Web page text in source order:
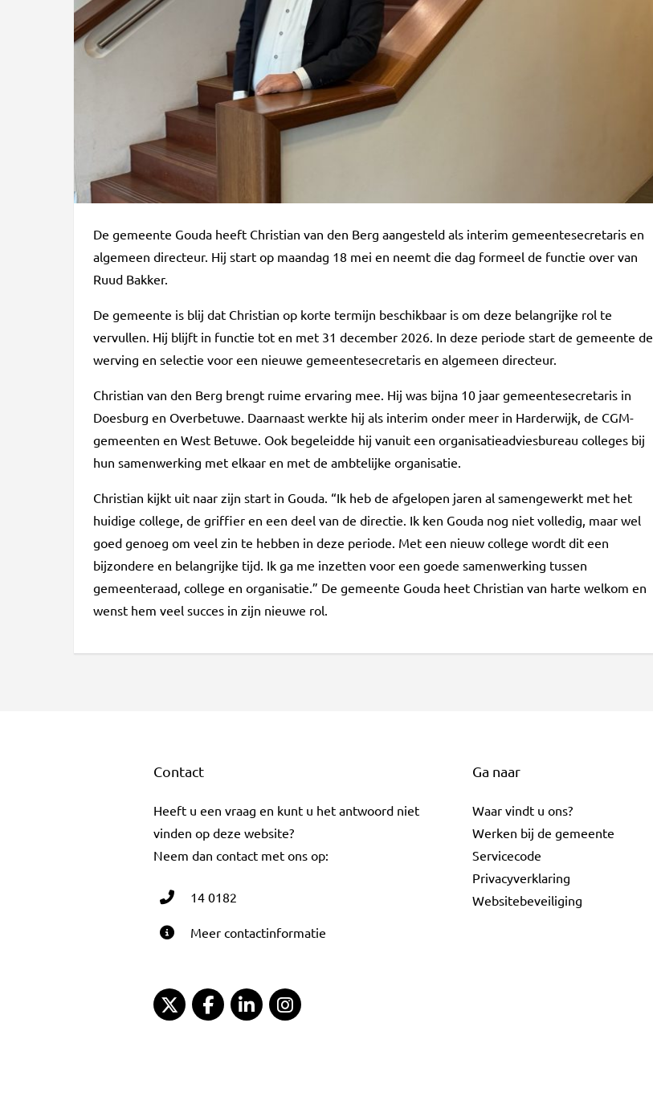
De gemeente Gouda heeft Christian van den Berg aangesteld als interim gemeentesecretaris en
algemeen directeur. Hij start op maandag 18 mei en neemt die dag formeel de functie over van
Ruud Bakker.
De gemeente is blij dat Christian op korte termijn beschikbaar is om deze belangrijke rol te
vervullen. Hij blijft in functie tot en met 31 december 2026. In deze periode start de gemeente de
werving en selectie voor een nieuwe gemeentesecretaris en algemeen directeur.
Christian van den Berg brengt ruime ervaring mee. Hij was bijna 10 jaar gemeentesecretaris in
Doesburg en Overbetuwe. Daarnaast werkte hij als interim onder meer in Harderwijk, de CGM-
gemeenten en West Betuwe. Ook begeleidde hij vanuit een organisatieadviesbureau colleges bij
hun samenwerking met elkaar en met de ambtelijke organisatie.
Christian kijkt uit naar zijn start in Gouda. “Ik heb de afgelopen jaren al samengewerkt met het
huidige college, de griffier en een deel van de directie. Ik ken Gouda nog niet volledig, maar wel
goed genoeg om veel zin te hebben in deze periode. Met een nieuw college wordt dit een
bijzondere en belangrijke tijd. Ik ga me inzetten voor een goede samenwerking tussen
gemeenteraad, college en organisatie.” De gemeente Gouda heet Christian van harte welkom en
wenst hem veel succes in zijn nieuwe rol.
Contact
Heeft u een vraag en kunt u het antwoord niet
vinden op deze website?
Neem dan contact met ons op:
14 0182
Meer contactinformatie
Gemeente Gouda Twitter
Gemeente Gouda Facebook
Gemeente Gouda LinkedIn
Ga naar
Waar vindt u ons?
Werken bij de gemeente
Servicecode
Privacyverklaring
Websitebeveiliging